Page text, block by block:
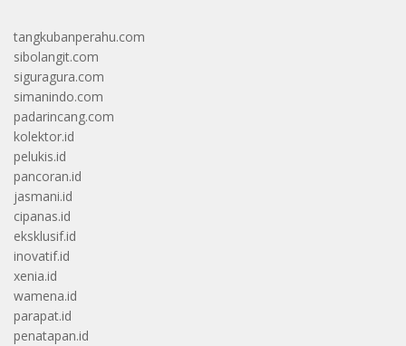
tangkubanperahu.com
sibolangit.com
siguragura.com
simanindo.com
padarincang.com
kolektor.id
pelukis.id
pancoran.id
jasmani.id
cipanas.id
eksklusif.id
inovatif.id
xenia.id
wamena.id
parapat.id
penatapan.id